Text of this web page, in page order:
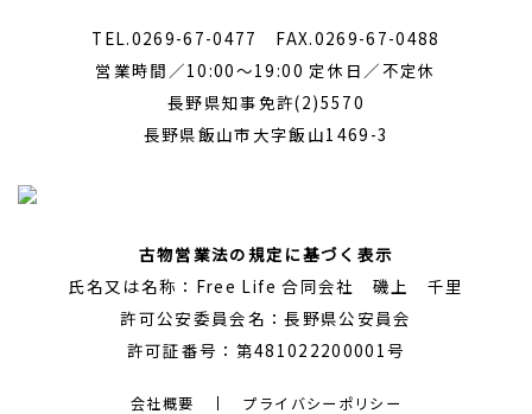
TEL.0269-67-0477 FAX.0269-67-0488
営業時間／10:00～19:00 定休日／不定休
長野県知事免許(2)5570
長野県飯山市大字飯山1469-3
古物営業法の規定に基づく表示
氏名又は名称：Free Life 合同会社 磯上 千里
許可公安委員会名：長野県公安員会
許可証番号：第481022200001号
会社概要 プライバシーポリシー